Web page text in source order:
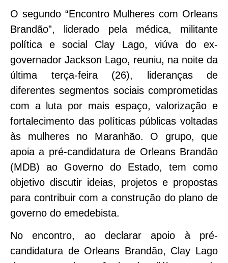
O segundo “Encontro Mulheres com Orleans
Brandão”, liderado pela médica, militante
política e social Clay Lago, viúva do ex-
governador Jackson Lago, reuniu, na noite da
última terça-feira (26), lideranças de
diferentes segmentos sociais comprometidas
com a luta por mais espaço, valorização e
fortalecimento das políticas públicas voltadas
às mulheres no Maranhão. O grupo, que
apoia a pré-candidatura de Orleans Brandão
(MDB) ao Governo do Estado, tem como
objetivo discutir ideias, projetos e propostas
para contribuir com a construção do plano de
governo do emedebista.
No encontro, ao declarar apoio à pré-
candidatura de Orleans Brandão, Clay Lago